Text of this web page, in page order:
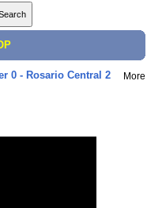
0 - Rosario Central 2 More